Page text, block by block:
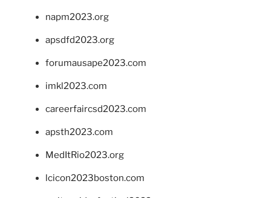
napm2023.org
apsdfd2023.org
forumausape2023.com
imkl2023.com
careerfaircsd2023.com
apsth2023.com
MedItRio2023.org
lcicon2023boston.com